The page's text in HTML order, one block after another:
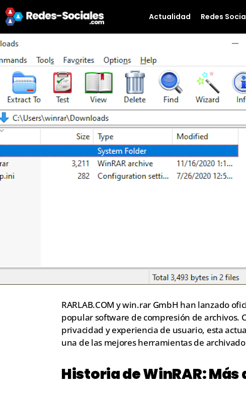
Actualidad Redes
RARLAB.COM y win.rar GmbH han lanzado
popular software de compresión de archivos.
privacidad y experiencia de usuario, esta
una de las mejores herramientas de
Historia de WinRAR: